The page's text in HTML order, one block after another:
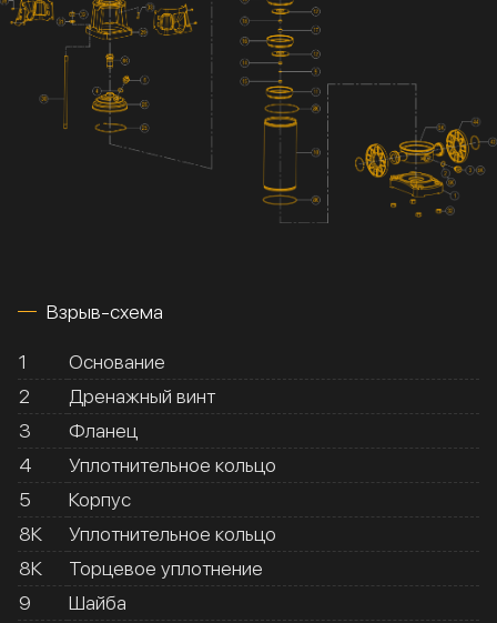
Взрыв-схема
1
Основание
2
Дренажный винт
3
Фланец
4
Уплотнительное кольцо
5
Корпус
8К
Уплотнительное кольцо
8К
Торцевое уплотнение
9
Шайба